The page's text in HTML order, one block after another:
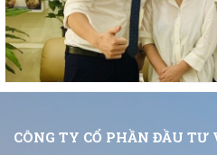
CÔNG TY CỔ PHẦN ĐẦU TƯ